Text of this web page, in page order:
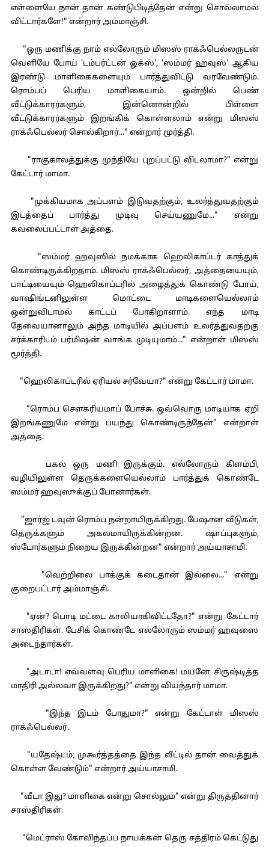
எள்ளையே நான் தான் கண்டுபிடித்தேன் என்று சொல்லாமல்
விட்டார்களே!" என்றார் அம்மாஞ்சி.
"ஒரு மணிக்கு நாம் எல்லோரும் மிஸஸ் ராக்ஃபெல்லருடன்
வெளியே போய் 'டம்பர்ட்டன் ஓக்ஸ்', 'ஸம்மர் ஹவுஸ்' ஆகிய
இரண்டு மாளிகைகளையும் பார்த்துவிட்டு வரவேண்டும்.
ரொம்பப் பெரிய மாளிகையாம். ஒன்றில் பெண்
வீட்டுக்காரர்களும், இன்னொன்றில் பிள்ளை
வீட்டுக்காரர்களும் இறங்கிக் கொள்ளலாம் என்று மிஸஸ்
ராக்ஃபெல்லர் சொல்கிறார்..." என்றார் மூர்த்தி.
"ராகுகாலத்துக்கு முந்தியே புறப்பட்டு விடலாமா?" என்று
கேட்டார் மாமா.
"முக்கியமாக அப்பளம் இடுவதற்கும், உலர்த்துவதற்கும்
இடத்தைப் பார்த்து முடிவு செய்யணுமே..." என்று
கவலைப்பட்டாள் அத்தை.
"ஸம்மர் ஹவுஸில் நமக்காக ஹெலிகாப்டர் காத்துக்
கொண்டிருக்கிறதாம். மிஸஸ் ராக்ஃபெல்லர், அத்தையையும்,
பாட்டியையும் ஹெலிகாப்டரில் அழைத்துக் கொண்டு போய்,
வாஷிங்டனிலுள்ள மொட்டை மாடிகளையெல்லாம்
ஒன்றுவிடாமல் காட்டப் போகிறாளாம். எந்த மாடி
தேவையானாலும் அந்த மாடியில் அப்பளம் உலர்த்துவதற்கு
சர்க்காரிடம் பர்மிஷன் வாங்க முடியுமாம்..." என்றாள் மிஸஸ்
மூர்த்தி.
"ஹெலிகாப்டரில் ஏரியல் சர்வேயா?" என்று கேட்டார் மாமா.
"ரொம்ப சௌகரியமாப் போச்சு. ஒவ்வொரு மாடியாக ஏறி
இறங்கணுமே என்று பயந்து கொண்டிருந்தேன்" என்றாள்
அத்தை.
பகல் ஒரு மணி இருக்கும். எல்லோரும் கிளம்பி,
வழியிலுள்ள தெருக்களையெல்லாம் பார்த்துக் கொண்டே
ஸம்மர் ஹவுஸுக்குப் போனார்கள்.
"ஜார்ஜ் டவுன் ரொம்ப நன்றாயிருக்கிறது. பேஷான வீடுகள்,
தெருக்களும் அகலமாயிருக்கின்றன. ஷாப்புகளும்,
ஸ்டோர்களும் நிறைய இருக்கின்றன" என்றார் அய்யாசாமி.
"வெற்றிலை பாக்குக் கடைதான் இல்லை..." என்று
குறைபட்டார் அம்மாஞ்சி.
"ஏன்? பொடி மட்டை காலியாகிவிட்டதோ?" என்று கேட்டார்
சாஸ்திரிகள். பேசிக் கொண்டே எல்லோரும் ஸம்மர் ஹவுஸை
அடைந்தார்கள்.
"அடாடா! எவ்வளவு பெரிய மாளிகை! மயனே சிருஷ்டித்த
மாதிரி அல்லவா இருக்கிறது?" என்று வியந்தார் மாமா.
"இந்த இடம் போதுமா?" என்று கேட்டாள் மிஸஸ்
ராக்ஃபெல்லர்.
"யதேஷ்டம்; முகூர்த்தத்தை இந்த வீட்டில் தான் வைத்துக்
கொள்ள வேண்டும்" என்றார் அய்யாசாமி.
"வீடா இது? மாளிகை என்று சொல்லும்" என்று திருத்தினார்
சாஸ்திரிகள்.
"மெட்ராஸ் கோவிந்தப்ப நாயக்கன் தெரு சத்திரம் கெட்டுது